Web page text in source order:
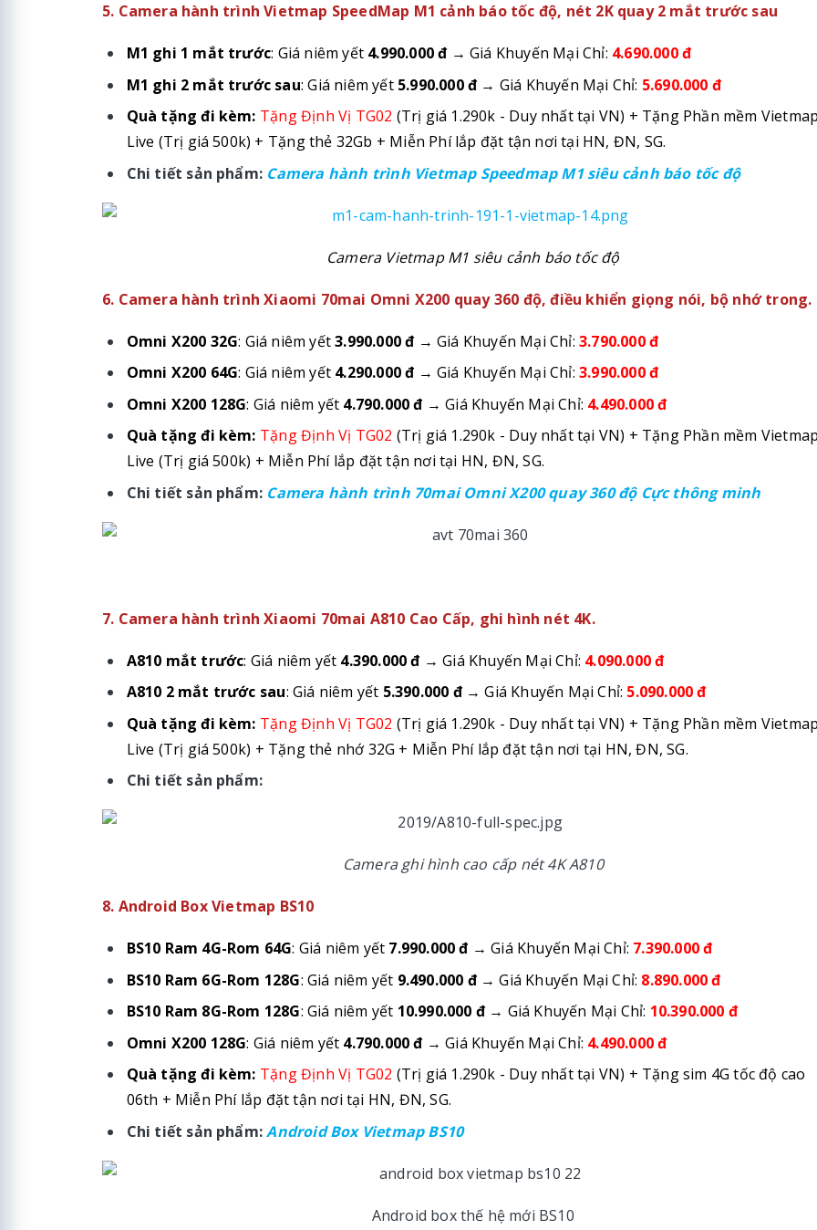
5. Camera hành trình Vietmap SpeedMap M1 cảnh báo tốc độ, nét 2K quay 2 mắt trước sau
M1 ghi 1 mắt trước: Giá niêm yết 4.990.000 đ → Giá Khuyến Mại Chỉ: 4.690.000 đ
M1 ghi 2 mắt trước sau: Giá niêm yết 5.990.000 đ → Giá Khuyến Mại Chỉ: 5.690.000 đ
Quà tặng đi kèm: Tặng Định Vị TG02 (Trị giá 1.290k - Duy nhất tại VN) + Tặng Phần mềm
Live (Trị giá 500k) + Tặng thẻ 32Gb + Miễn Phí lắp đặt tận nơi tại HN, ĐN, SG.
Chi tiết sản phẩm: Camera hành trình Vietmap Speedmap M1 siêu cảnh báo tốc độ
Camera Vietmap M1 siêu cảnh báo tốc độ
6. Camera hành trình Xiaomi 70mai Omni X200 quay 360 độ, điều khiển giọng nói, bộ nhớ trong.
Omni X200 32G: Giá niêm yết3.990.000 đ → Giá Khuyến Mại Chỉ: 3.790.000 đ
Omni X200 64G: Giá niêm yết 4.290.000 đ → Giá Khuyến Mại Chỉ: 3.990.000 đ
Omni X200 128G: Giá niêm yết 4.790.000 đ → Giá Khuyến Mại Chỉ: 4.490.000 đ
Quà tặng đi kèm: Tặng Định Vị TG02 (Trị giá 1.290k - Duy nhất tại VN) + Tặng Phần mềm
Live (Trị giá 500k) + Miễn Phí lắp đặt tận nơi tại HN, ĐN, SG.
Chi tiết sản phẩm: Camera hành trình 70mai Omni X200 quay 360 độ Cực thông minh
7. Camera hành trình Xiaomi 70mai A810 Cao Cấp, ghi hình nét 4K.
A810 mắt trước: Giá niêm yết 4.390.000 đ → Giá Khuyến Mại Chỉ: 4.090.000 đ
A810 2 mắt trước sau: Giá niêm yết 5.390.000 đ → Giá Khuyến Mại Chỉ: 5.090.000 đ
Quà tặng đi kèm: Tặng Định Vị TG02 (Trị giá 1.290k - Duy nhất tại VN) + Tặng Phần mềm
Live (Trị giá 500k) + Tặng thẻ nhớ 32G + Miễn Phí lắp đặt tận nơi tại HN, ĐN, SG.
Chi tiết sản phẩm:
Camera ghi hình cao cấp nét 4K A810
8. Android Box Vietmap BS10
BS10 Ram 4G-Rom 64G: Giá niêm yết 7.990.000 đ → Giá Khuyến Mại Chỉ: 7.390.000 đ
BS10 Ram 6G-Rom 128G: Giá niêm yết 9.490.000 đ → Giá Khuyến Mại Chỉ: 8.890.000 đ
BS10 Ram 8G-Rom 128G: Giá niêm yết 10.990.000 đ → Giá Khuyến Mại Chỉ: 10.390.000 đ
Omni X200 128G: Giá niêm yết 4.790.000 đ → Giá Khuyến Mại Chỉ: 4.490.000 đ
Quà tặng đi kèm: Tặng Định Vị TG02 (Trị giá 1.290k - Duy nhất tại VN) + Tặng sim 4G tốc độ cao
06th + Miễn Phí lắp đặt tận nơi tại HN, ĐN, SG.
Chi tiết sản phẩm:Android Box Vietmap BS10
Android box thế hệ mới BS10